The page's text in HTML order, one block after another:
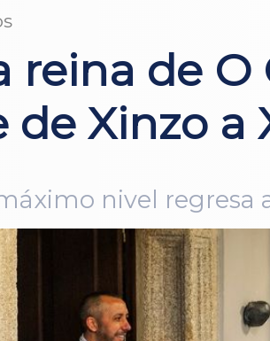
reina de
de Xinzo
nivel regresa